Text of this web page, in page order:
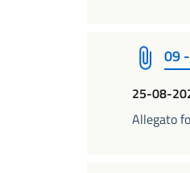
09
25-08-
Allegato